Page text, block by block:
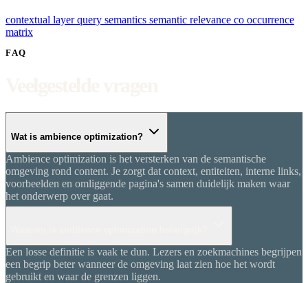
contextual layerquery semantics semantic relevance co occurrence
matrix
FAQ
Wat is ambience optimization?
Ambience optimization is het versterken van de semantische
omgeving rond content. Je zorgt dat context, entiteiten, interne links,
voorbeelden en omliggende pagina's samen duidelijk maken waar
het onderwerp over gaat.
Een losse definitie is vaak te dun. Lezers en zoekmachines begrijpen
een begrip beter wanneer de omgeving laat zien hoe het wordt
gebruikt en waar de grenzen liggen.